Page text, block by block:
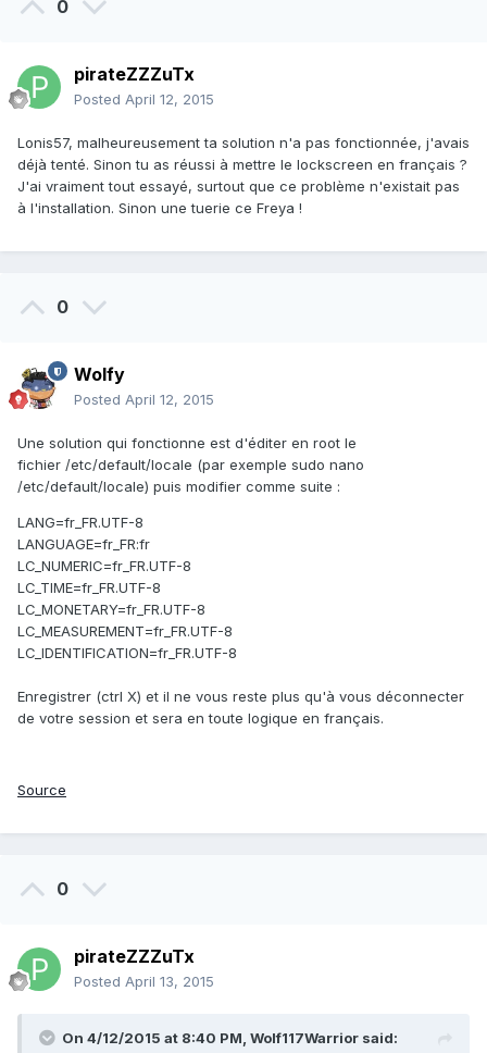
0
pirateZZZuTx
Posted April 12, 2015
Lonis57, malheureusement ta solution n'a pas fonctionnée, j'avais
déjà tenté. Sinon tu as réussi à mettre le lockscreen en français ?
J'ai vraiment tout essayé, surtout que ce problème n'existait pas
à l'installation. Sinon une tuerie ce Freya !
0
Wolfy
Posted April 12, 2015
Une solution qui fonctionne est d'éditer en root le
fichier /etc/default/locale (par exemple sudo nano
/etc/default/locale) puis modifier comme suite :
LANG=fr_FR.UTF-8
LANGUAGE=fr_FR:fr
LC_NUMERIC=fr_FR.UTF-8
LC_TIME=fr_FR.UTF-8
LC_MONETARY=fr_FR.UTF-8
LC_MEASUREMENT=fr_FR.UTF-8
LC_IDENTIFICATION=fr_FR.UTF-8
Enregistrer (ctrl X) et il ne vous reste plus qu'à vous déconnecter
de votre session et sera en toute logique en français.
Source
0
pirateZZZuTx
Posted April 13, 2015
On 4/12/2015 at 8:40 PM, Wolf117Warrior said: